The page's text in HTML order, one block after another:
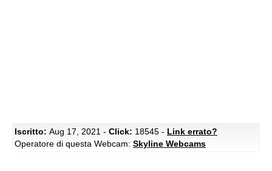
Iscritto: Aug 17, 2021 - Click: 18545 - Link errato?
Operatore di questa Webcam: Skyline Webcams